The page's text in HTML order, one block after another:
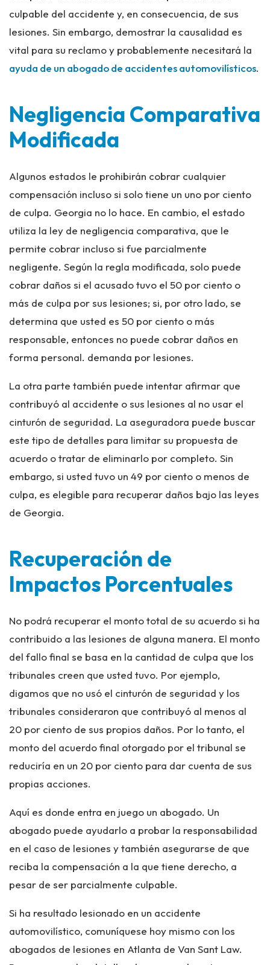
culpable del accidente y, en consecuencia, de sus
lesiones. Sin embargo, demostrar la causalidad es
vital para su reclamo y probablemente necesitará la
ayuda de un abogado de accidentes automovilísticos.
Negligencia Comparativa
Modificada
Algunos estados le prohibirán cobrar cualquier
compensación incluso si solo tiene un uno por ciento
de culpa. Georgia no lo hace. En cambio, el estado
utiliza la ley de negligencia comparativa, que le
permite cobrar incluso si fue parcialmente
negligente. Según la regla modificada, solo puede
cobrar daños si el acusado tuvo el 50 por ciento o
más de culpa por sus lesiones; si, por otro lado, se
determina que usted es 50 por ciento o más
responsable, entonces no puede cobrar daños en
forma personal. demanda por lesiones.
La otra parte también puede intentar afirmar que
contribuyó al accidente o sus lesiones al no usar el
cinturón de seguridad. La aseguradora puede buscar
este tipo de detalles para limitar su propuesta de
acuerdo o tratar de eliminarlo por completo. Sin
embargo, si usted tuvo un 49 por ciento o menos de
culpa, es elegible para recuperar daños bajo las leyes
de Georgia.
Recuperación de
Impactos Porcentuales
No podrá recuperar el monto total de su acuerdo si ha
contribuido a las lesiones de alguna manera. El monto
del fallo final se basa en la cantidad de culpa que los
tribunales creen que usted tuvo. Por ejemplo,
digamos que no usó el cinturón de seguridad y los
tribunales consideraron que contribuyó al menos al
20 por ciento de sus propios daños. Por lo tanto, el
monto del acuerdo final otorgado por el tribunal se
reduciría en un 20 por ciento para dar cuenta de sus
propias acciones.
Aquí es donde entra en juego un abogado. Un
abogado puede ayudarlo a probar la responsabilidad
en el caso de lesiones y también asegurarse de que
reciba la compensación a la que tiene derecho, a
pesar de ser parcialmente culpable.
Si ha resultado lesionado en un accidente
automovilístico, comuníquese hoy mismo con los
abogados de lesiones en Atlanta de Van Sant Law.